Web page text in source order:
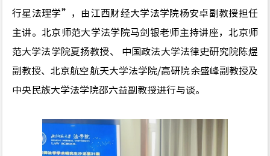
行星法理学”
，由江西财经大学法学院杨安卓副教授担任
主讲。北京师范大学法学院马剑银老师主持讲座，北京师
范大学法学院夏扬教授、 中国政法大学法律史研究院陈煜
副教授、北京航空航天大学法学院/高研院余盛峰副教授及
中央民族大学法学院邵六益副教授进行与谈。